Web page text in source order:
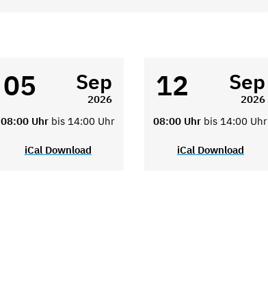
05 Sep
2026
08:00 Uhr bis 14:00 Uhr
iCal Download
12 Sep
2026
08:00 Uhr bis 14:00 Uhr
iCal Download